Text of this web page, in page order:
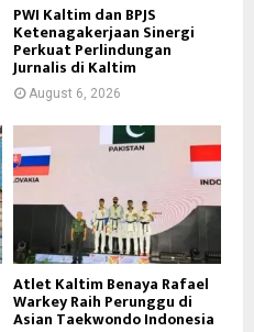
PWI Kaltim dan BPJS
Ketenagakerjaan Sinergi
Perkuat Perlindungan
Jurnalis di Kaltim
August 6, 2026
Atlet Kaltim Benaya Rafael
Warkey Raih Perunggu di
Asian Taekwondo Indonesia